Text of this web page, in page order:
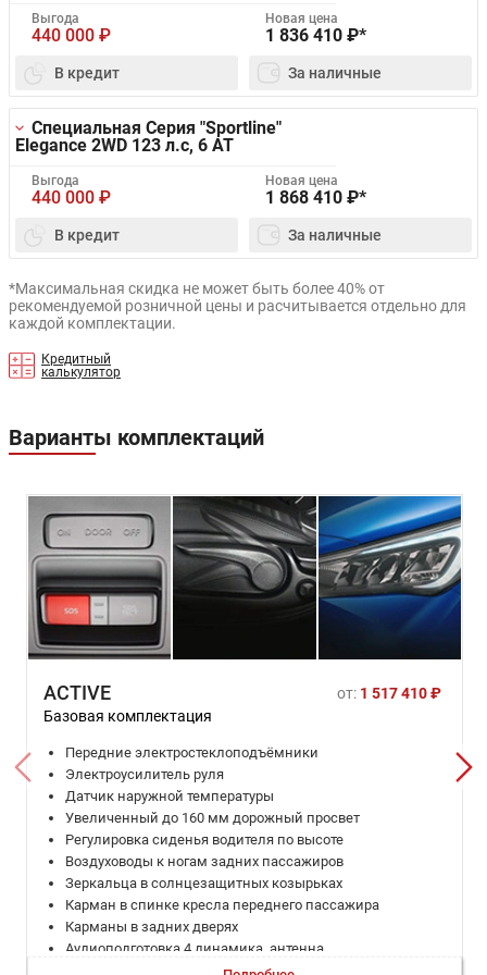
Выгода
440 000 ₽
Новая цена
1 836 410 ₽*
В кредит За наличные
Специальная Серия "Sportline"
Elegance 2WD 123 л.с, 6 AT
Выгода
440 000 ₽
Новая цена
1 868 410 ₽*
В кредит За наличные
*Максимальная скидка не может быть более 40% от
рекомендуемой розничной цены и расчитывается отдельно для
каждой комплектации.
Кредитный
калькулятор
Варианты комплектаций
ACTIVE от: 1 517 410 ₽
Базовая комплектация
Передние электростеклоподъёмники
Электроусилитель руля
Датчик наружной температуры
Увеличенный до 160 мм дорожный просвет
Регулировка сиденья водителя по высоте
Воздуховоды к ногам задних пассажиров
Зеркальца в солнцезащитных козырьках
Карман в спинке кресла переднего пассажира
Карманы в задних дверях
Аудиоподготовка 4 динамика, антенна
Две розетки 12В на центральной консоли